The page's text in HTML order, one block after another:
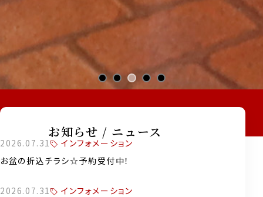
お知らせ / ニュース
2026.07.31
インフォメーション
お盆の折込チラシ☆予約受付中！
2026.07.31
インフォメーション